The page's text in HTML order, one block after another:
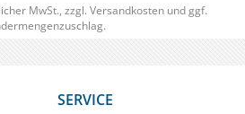
MwSt., zzgl. Versandkosten und ggf.
SERVICE